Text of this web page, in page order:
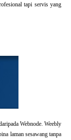
tapi servis yang
Webnode. Weebly
laman sesawang tanpa